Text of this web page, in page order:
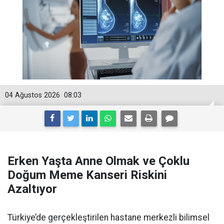
08:03
04 Ağustos 2026
Erken Yaşta Anne Olmak ve Çoklu
Doğum Meme Kanseri Riskini
Azaltıyor
Türkiye’de gerçekleştirilen hastane merkezli bilimsel